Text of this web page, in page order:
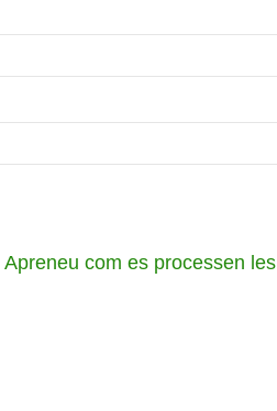
Apreneu com es processen les